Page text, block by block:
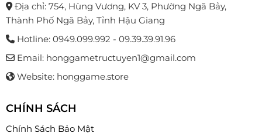
Địa chỉ: 754, Hùng Vương, KV 3, Phường Ngã Bảy,
Thành Phố Ngã Bảy, Tỉnh Hậu Giang
Hotline: 0949.099.992 - 09.39.39.91.96
Email: honggametructuyen1@gmail.com
Website: honggame.store
CHÍNH SÁCH
Chính Sách Bảo Mật